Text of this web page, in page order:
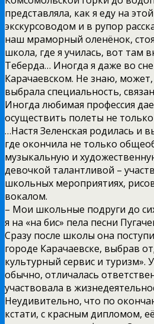
представляла, как я еду на
экскурсоводом и в рупор
наш мраморный оленёнок,
школа, где я училась, вот там
Теберда… Иногда я даже во
Карачаевском. Не знаю,
выбрала специальность,
Иногда любимая профессия
осуществить полеты не
…Настя Зеленская родилась и
где окончила не только
музыкальную и
девочкой талантливой –
школьных мероприятиях,
вокалом.
– Мои школьные подруги до
я на «на бис» пела песни
Сразу после школы она
городе Карачаевске, выбрав
культурный сервис и туризм».
обычно, отличалась
участвовала в
Неудивительно, что по
кстати, с красным дипломом,